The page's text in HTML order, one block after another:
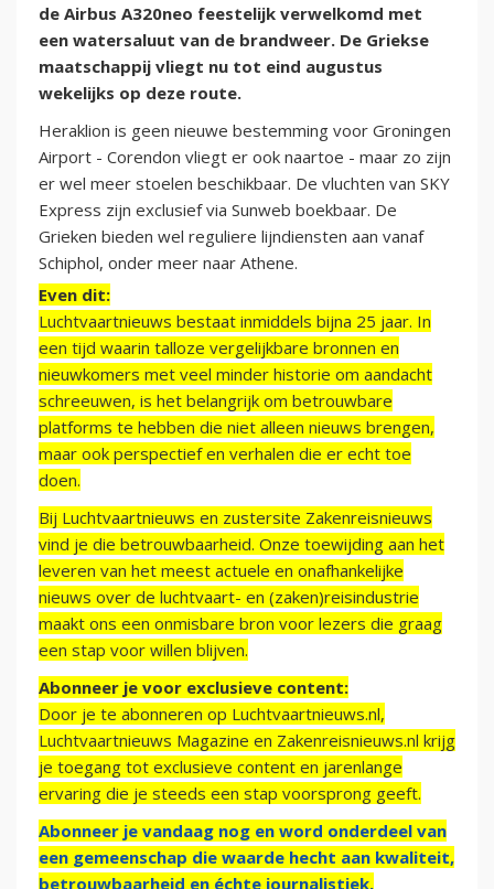
de Airbus A320neo feestelijk verwelkomd met
een watersaluut van de brandweer. De Griekse
maatschappij vliegt nu tot eind augustus
wekelijks op deze route.
Heraklion is geen nieuwe bestemming voor Groningen
Airport - Corendon vliegt er ook naartoe - maar zo zijn
er wel meer stoelen beschikbaar. De vluchten van SKY
Express zijn exclusief via Sunweb boekbaar. De
Grieken bieden wel reguliere lijndiensten aan vanaf
Schiphol, onder meer naar Athene.
Even dit:
Luchtvaartnieuws bestaat inmiddels bijna 25 jaar. In
een tijd waarin talloze vergelijkbare bronnen en
nieuwkomers met veel minder historie om aandacht
schreeuwen, is het belangrijk om betrouwbare
platforms te hebben die niet alleen nieuws brengen,
maar ook perspectief en verhalen die er echt toe
doen.
Bij Luchtvaartnieuws en zustersite Zakenreisnieuws
vind je die betrouwbaarheid. Onze toewijding aan het
leveren van het meest actuele en onafhankelijke
nieuws over de luchtvaart- en (zaken)reisindustrie
maakt ons een onmisbare bron voor lezers die graag
een stap voor willen blijven.
Abonneer je voor exclusieve content:
Door je te abonneren op Luchtvaartnieuws.nl,
Luchtvaartnieuws Magazine en Zakenreisnieuws.nl krijg
je toegang tot exclusieve content en jarenlange
ervaring die je steeds een stap voorsprong geeft.
Abonneer je vandaag nog en word onderdeel van
een gemeenschap die waarde hecht aan kwaliteit,
betrouwbaarheid en échte journalistiek.